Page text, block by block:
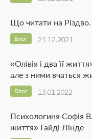
Що читати на
21.12.2021
Блог
«Олівія і два її
але з ними вчаться
13.01.2022
Блог
Психологиня Софія
життя» Гайді Лінде